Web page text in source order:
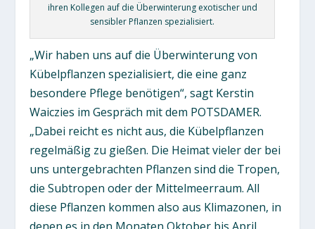
ihren Kollegen auf die Überwinterung exotischer und
sensibler Pflanzen spezialisiert.
„Wir haben uns auf die Überwinterung von
Kübelpflanzen spezialisiert, die eine ganz
besondere Pflege benötigen“, sagt Kerstin
Waiczies im Gespräch mit dem POTSDAMER.
„Dabei reicht es nicht aus, die Kübelpflanzen
regelmäßig zu gießen. Die Heimat vieler der bei
uns untergebrachten Pflanzen sind die Tropen,
die Subtropen oder der Mittelmeerraum. All
diese Pflanzen kommen also aus Klimazonen, in